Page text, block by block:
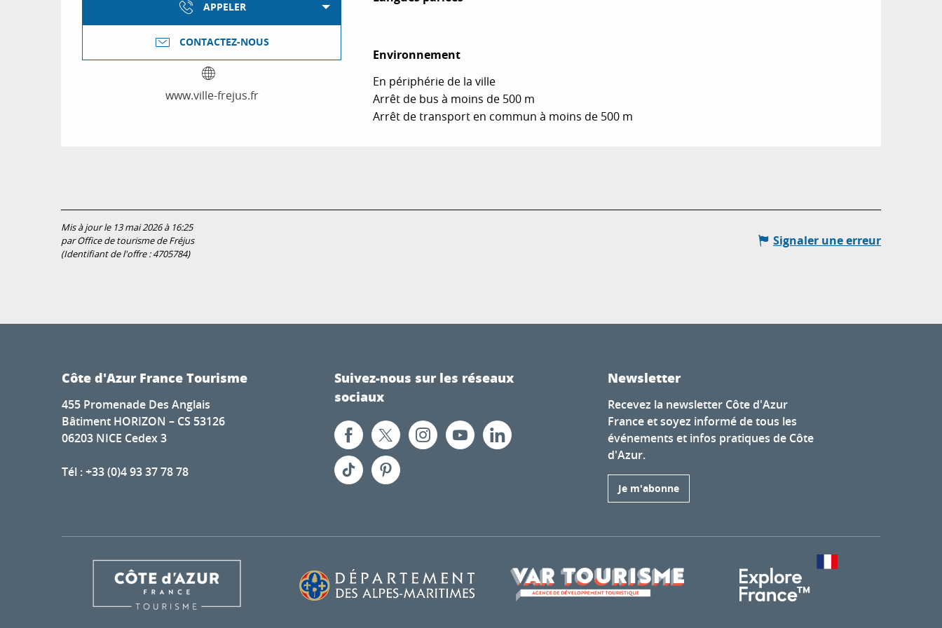
APPELER
CONTACTEZ-NOUS
www.ville-frejus.fr
Environnement
Environnement
En périphérie de la ville
Arrêt de bus à moins de 500 m
Arrêt de transport en commun à moins de 500 m
Mis à jour le 13 mai 2026 à 16:25
par Office de tourisme de Fréjus
(Identifiant de l'offre :4705784)
Signaler une erreur
Côte d'Azur France Tourisme
455 Promenade Des Anglais
Bâtiment HORIZON – CS 53126
06203 NICE Cedex 3
Tél : +33 (0)4 93 37 78 78
Suivez-nous sur les réseaux
sociaux
Newsletter
Recevez la newsletter Côte d'Azur
France et soyez informé de tous les
événements et infos pratiques de Côte
d'Azur.
Je m'abonne